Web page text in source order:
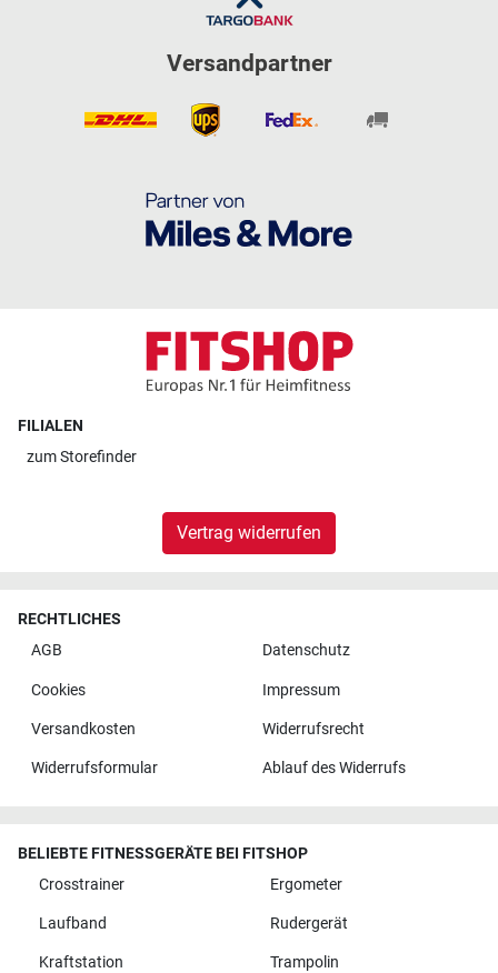
Versandpartner
FILIALEN
zumStorefinder
Vertrag widerrufen
RECHTLICHES
AGB
Datenschutz
Cookies Impressum
Versandkosten Widerrufsrecht
Widerrufsformular Ablauf des Widerrufs
BELIEBTE FITNESSGERÄTE BEI FITSHOP
Crosstrainer
Ergometer
Laufband Rudergerät
Kraftstation Trampolin